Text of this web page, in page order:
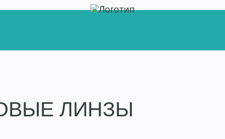
ЛИНЗЫ